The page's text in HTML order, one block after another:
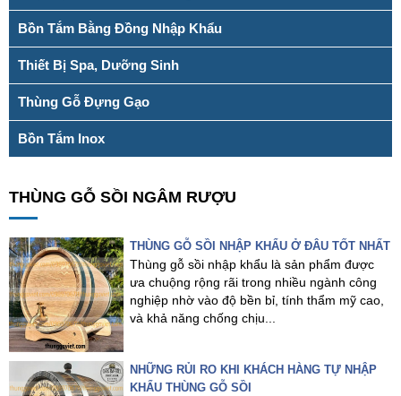
Bồn Tắm Bằng Đồng Nhập Khẩu
Thiết Bị Spa, Dưỡng Sinh
Thùng Gỗ Đựng Gạo
Bồn Tắm Inox
THÙNG GỖ SỒI NGÂM RƯỢU
THÙNG GỖ SỒI NHẬP KHẨU Ở ĐÂU TỐT NHẤT
Thùng gỗ sồi nhập khẩu là sản phẩm được
ưa chuộng rộng rãi trong nhiều ngành công
nghiệp nhờ vào độ bền bỉ, tính thẩm mỹ cao,
và khả năng chống chịu...
NHỮNG RỦI RO KHI KHÁCH HÀNG TỰ NHẬP
KHẨU THÙNG GỖ SỒI